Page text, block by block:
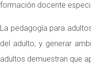
formación docente
La pedagogía para
del adulto, y generar
adultos demuestran que